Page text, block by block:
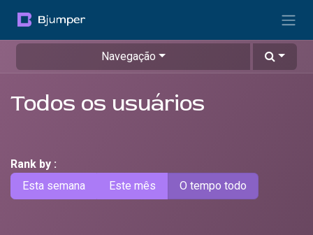
Navegação
Todos os usuários
Rank by :
Esta semana
Este mês O tempo todo